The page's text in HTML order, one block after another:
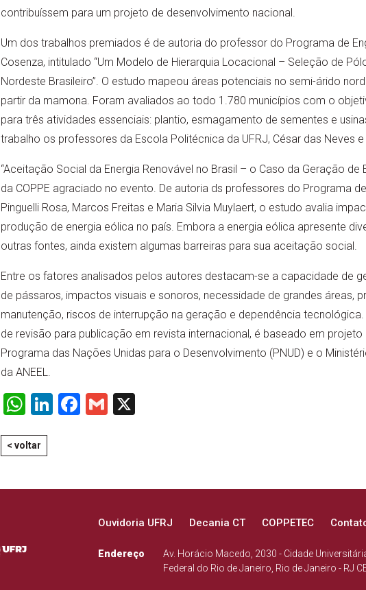
contribuíssem para um projeto de desenvolvimento nacional.
Um dos trabalhos premiados é de autoria do professor do Programa de
Cosenza, intitulado “Um Modelo de Hierarquia Locacional – Seleção de
Nordeste Brasileiro”. O estudo mapeou áreas potenciais no semi-árido
partir da mamona. Foram avaliados ao todo 1.780 municípios com o
para três atividades essenciais: plantio, esmagamento de sementes e
trabalho os professores da Escola Politécnica da UFRJ, César das Neves
“Aceitação Social da Energia Renovável no Brasil – o Caso da Geração de
da COPPE agraciado no evento. De autoria ds professores do Programa
Pinguelli Rosa, Marcos Freitas e Maria Silvia Muylaert, o estudo avalia
produção de energia eólica no país. Embora a energia eólica apresente
outras fontes, ainda existem algumas barreiras para sua aceitação social.
Entre os fatores analisados pelos autores destacam-se a capacidade de
de pássaros, impactos visuais e sonoros, necessidade de grandes áreas,
manutenção, riscos de interrupção na geração e dependência
de revisão para publicação em revista internacional, é baseado em
Programa das Nações Unidas para o Desenvolvimento (PNUD) e o
da ANEEL.
WhatsApp
LinkedIn
Facebook
Gmail
X
< voltar
Ouvidoria UFRJ Decania CT COPPETEC
Endereço
Av. Horácio Macedo, 2030 - Cidade
Federal do Rio de Janeiro, Rio de Janeiro - RJ